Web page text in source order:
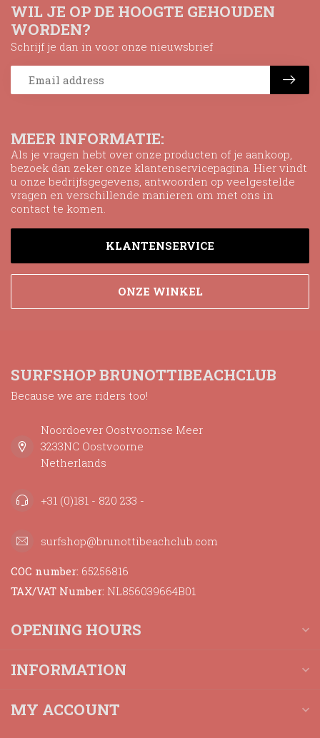
MEER INFORMATIE:
Als je vragen hebt over onze producten of je aankoop,
bezoek dan zeker onze klantenservicepagina. Hier vindt
u onze bedrijfsgegevens, antwoorden op veelgestelde
vragen en verschillende manieren om met ons in
contact te komen.
KLANTENSERVICE
ONZE WINKEL
WIL JE OP DE HOOGTE GEHOUDEN
WORDEN?
Schrijf je dan in voor onze nieuwsbrief
SURFSHOP BRUNOTTIBEACHCLUB
Because we are riders too!
Noordoever Oostvoornse Meer
3233NC Oostvoorne
Netherlands
+31 (0)181 - 820 233 -
surfshop@brunottibeachclub.com
COC number: 65256816
TAX/VAT Number: NL856039664B01
OPENING HOURS
INFORMATION
MY ACCOUNT